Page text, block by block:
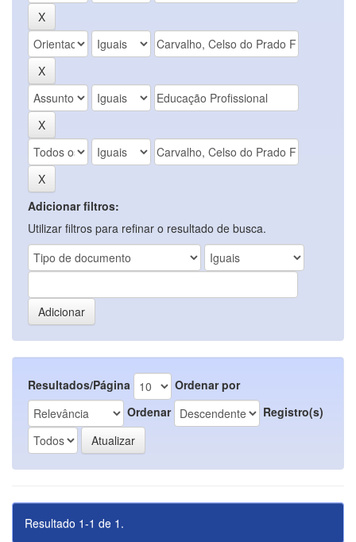
Adicionar filtros:
Utilizar filtros para refinar o resultado de busca.
Resultados/Página
Ordenar por
Ordenar
Registro(s)
Resultado 1-1 de 1.